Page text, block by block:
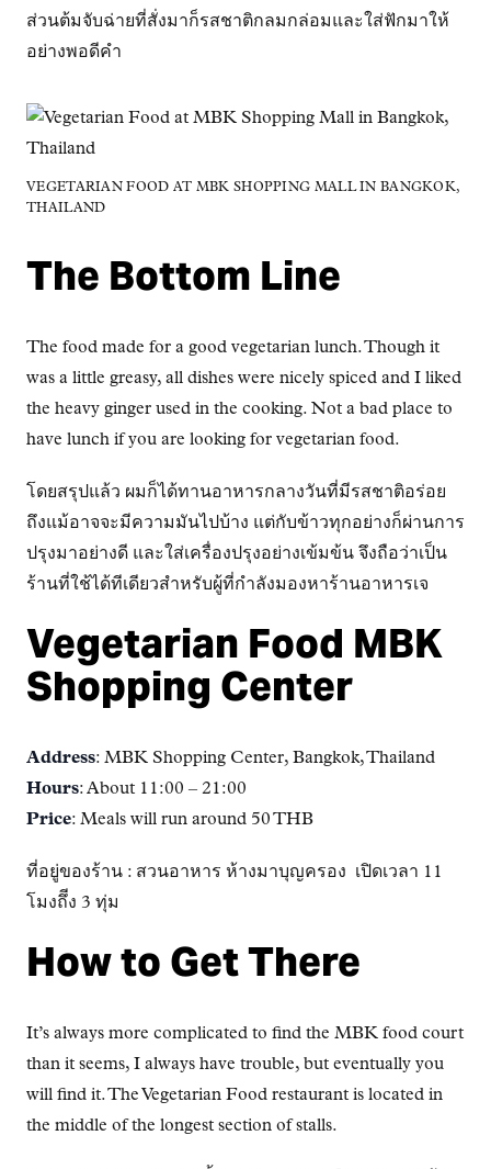
ส่วนต้มจับฉ่ายที่สั่งมาก็รสชาติกลมกล่อมและใส่ฟักมาให้
อย่างพอดีคำ
VEGETARIAN FOOD AT MBK SHOPPING MALL IN BANGKOK,
THAILAND
The Bottom Line
The food made for a good vegetarian lunch. Though it
was a little greasy, all dishes were nicely spiced and I liked
the heavy ginger used in the cooking. Not a bad place to
have lunch if you are looking for vegetarian food.
โดยสรุปแล้ว ผมก็ได้ทานอาหารกลางวันที่มีรสชาติอร่อย
ถึงแม้อาจจะมีความมันไปบ้าง แต่กับข้าวทุกอย่างก็ผ่านการ
ปรุงมาอย่างดี และใส่เครื่องปรุงอย่างเข้มข้น จึงถือว่าเป็น
ร้านที่ใช้ได้ทีเดียวสำหรับผู้ที่กำลังมองหาร้านอาหารเจ
Vegetarian Food MBK
Shopping Center
Address: MBK Shopping Center, Bangkok, Thailand
Hours: About 11:00 – 21:00
Price: Meals will run around 50 THB
ที่อยู่ของร้าน : สวนอาหาร ห้างมาบุญครอง เปิดเวลา 11
โมงถึีง 3 ทุ่ม
How to Get There
It’s always more complicated to find the MBK food court
than it seems, I always have trouble, but eventually you
will find it. The Vegetarian Food restaurant is located in
the middle of the longest section of stalls.